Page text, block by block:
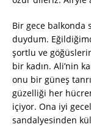
Bir gece balkonda
duydum.
şortlu ve
bir kadın. Ali’nin
onu bir güneş
güzelliği her
içiyor. Ona iyi
sandalyesinden